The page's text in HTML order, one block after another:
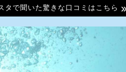
タで聞いた驚きな口コミはこちら